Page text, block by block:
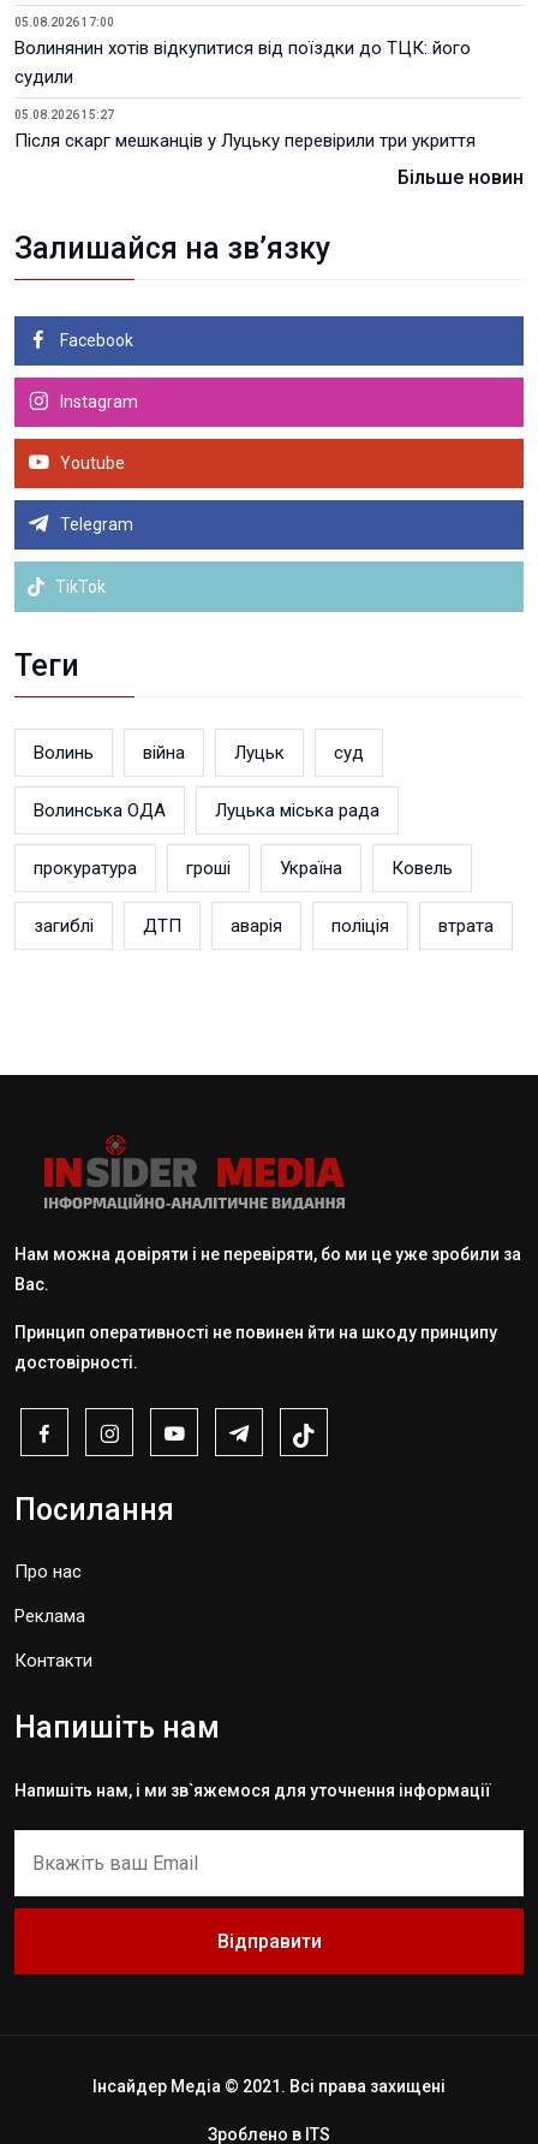
05.08.2026 17:00
Волинянин хотів відкупитися від поїздки до ТЦК: його
судили
05.08.2026 15:27
Після скарг мешканців у Луцьку перевірили три укриття
Більше новин
Залишайся на зв’язку
Facebook
Instagram
Youtube
Telegram
TikTok
Теги
Волинь війна Луцьк суд
Волинська ОДА Луцька міська рада
прокуратура гроші Україна Ковель
загиблі ДТП аварія поліція втрата
Нам можна довіряти і не перевіряти, бо ми це уже зробили за
Вас.
Принцип оперативності не повинен йти на шкоду принципу
достовірності.
Посилання
Про нас
Реклама
Контакти
Напишіть нам
Напишіть нам, і ми зв`яжемося для уточнення інформації
Відправити
Інсайдер Медіа © 2021. Всі права захищені
Зроблено в ITS